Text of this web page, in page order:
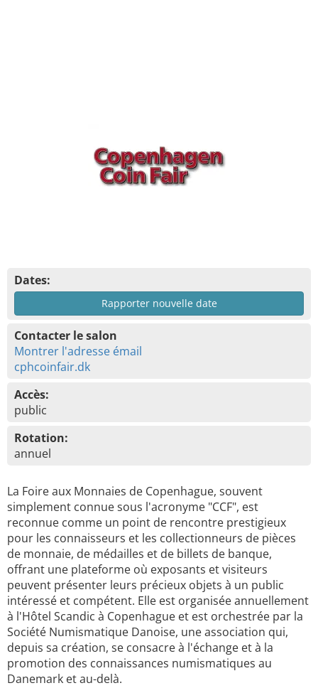
Dates:
Rapporter nouvelle date
Contacter le salon
Montrer l'adresse émail
cphcoinfair.dk
Accès:
public
Rotation:
annuel
La Foire aux Monnaies de Copenhague, souvent
simplement connue sous l'acronyme "CCF", est
reconnue comme un point de rencontre prestigieux
pour les connaisseurs et les collectionneurs de pièces
de monnaie, de médailles et de billets de banque,
offrant une plateforme où exposants et visiteurs
peuvent présenter leurs précieux objets à un public
intéressé et compétent. Elle est organisée annuellement
à l'Hôtel Scandic à Copenhague et est orchestrée par la
Société Numismatique Danoise, une association qui,
depuis sa création, se consacre à l'échange et à la
promotion des connaissances numismatiques au
Danemark et au-delà.